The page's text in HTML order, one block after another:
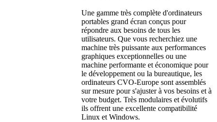
Une gamme très complète d'ordinateurs
portables grand écran conçus pour
répondre aux besoins de tous les
utilisateurs. Que vous recherchiez une
machine très puissante aux performances
graphiques exceptionnelles ou une
machine performante et économique pour
le développement ou la bureautique, les
ordinateurs CVO-Europe sont assemblés
sur mesure pour s'ajuster à vos besoins et à
votre budget. Très modulaires et évolutifs
ils offrent une excellente compatibilité
Linux et Windows.